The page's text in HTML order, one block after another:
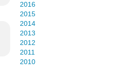
2016
2015
2014
2013
2012
2011
2010